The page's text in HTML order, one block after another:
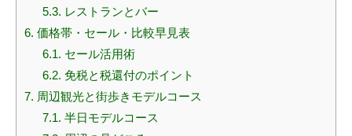
5.3. レストランとバー
6. 価格帯・セール・比較早見表
6.1. セール活用術
6.2. 免税と税還付のポイント
7. 周辺観光と街歩きモデルコース
7.1. 半日モデルコース